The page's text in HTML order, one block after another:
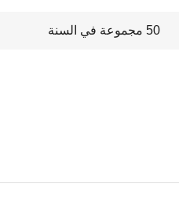
50 مجموعة في السنة